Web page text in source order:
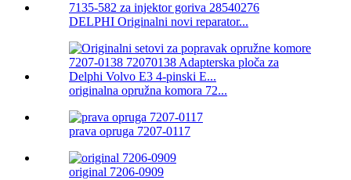
DELPHI Originalni novi reparator...
originalna opružna komora 72...
prava opruga 7207-0117
original 7206-0909